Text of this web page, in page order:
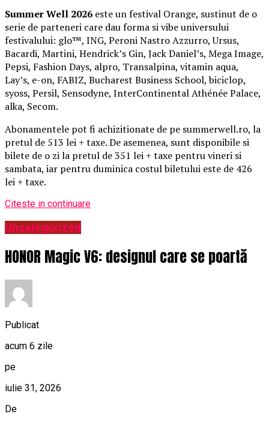
Summer Well 2026 este un festival Orange, sustinut de o
serie de parteneri care dau forma si vibe universului
festivalului: glo™, ING, Peroni Nastro Azzurro, Ursus,
Bacardi, Martini, Hendrick’s Gin, Jack Daniel’s, Mega Image,
Pepsi, Fashion Days, alpro, Transalpina, vitamin aqua,
Lay’s, e-on, FABIZ, Bucharest Business School, biciclop,
syoss, Persil, Sensodyne, InterContinental Athénée Palace,
alka, Secom.
Abonamentele pot fi achizitionate de pe summerwell.ro, la
pretul de 513 lei + taxe. De asemenea, sunt disponibile si
bilete de o zi la pretul de 351 lei + taxe pentru vineri si
sambata, iar pentru duminica costul biletului este de 426
lei + taxe.
Citeste in continuare
Uncategorized
HONOR Magic V6: designul care se poartă
Publicat
acum 6 zile
pe
iulie 31, 2026
De